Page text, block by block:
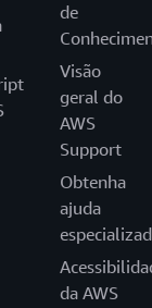
de
Visão
geral do
AWS
Support
Obtenha
ajuda
da AWS